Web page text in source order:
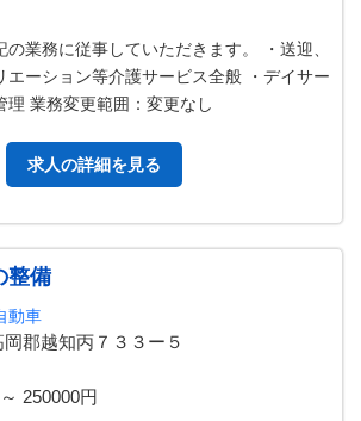
の業務に従事していただきます。 ・送迎、
エーション等介護サービス全般 ・デイサー
理 業務変更範囲：変更なし
求人の詳細を見る
整備
動車
郡越知丙７３３ー５
250000円